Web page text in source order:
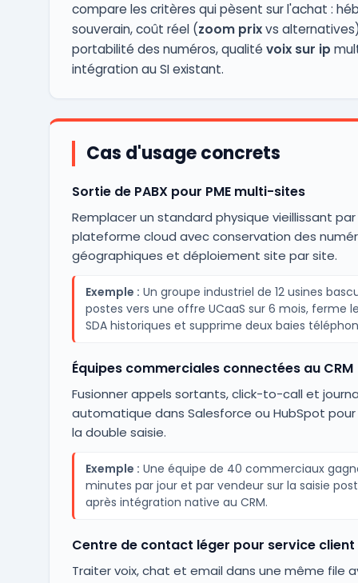
compare les critères qui pèsent sur l'achat :
souverain, coût réel (zoom prixvs
portabilité des numéros, qualité voix sur ip
intégration au SI existant.
Cas d'usage concrets
Sortie de PABX pour PME multi-sites
Remplacer un standard physique vieillissant
plateforme cloud avec conservation des
géographiques et déploiement site par site.
Exemple : Un groupe industriel de 12 usines
postes vers une offre UCaaS sur 6 mois, ferme
SDA historiques et supprime deux baies
Équipes commerciales connectées au CRM
Fusionner appels sortants, click-to-call et
automatique dans Salesforce ou HubSpot
la double saisie.
Exemple : Une équipe de 40 commerciaux
minutes par jour et par vendeur sur la saisie
après intégration native au CRM.
Centre de contact léger pour service client
Traiter voix, chat et email dans une même file